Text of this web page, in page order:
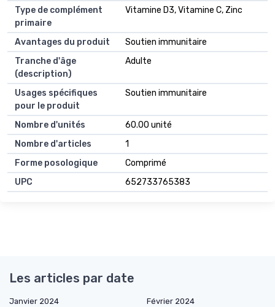
Type de complément
primaire
Vitamine D3, Vitamine C, Zinc
Avantages du produit
Soutien immunitaire
Tranche d'âge
(description)
Adulte
Usages spécifiques
pour le produit
Soutien immunitaire
Nombre d'unités
60.00 unité
Nombre d'articles
1
Forme posologique
Comprimé
UPC
652733765383
Les articles par date
Janvier 2024
Février 2024